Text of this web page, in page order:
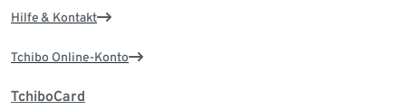
Hilfe & Kontakt
Tchibo Online-Konto
TchiboCard